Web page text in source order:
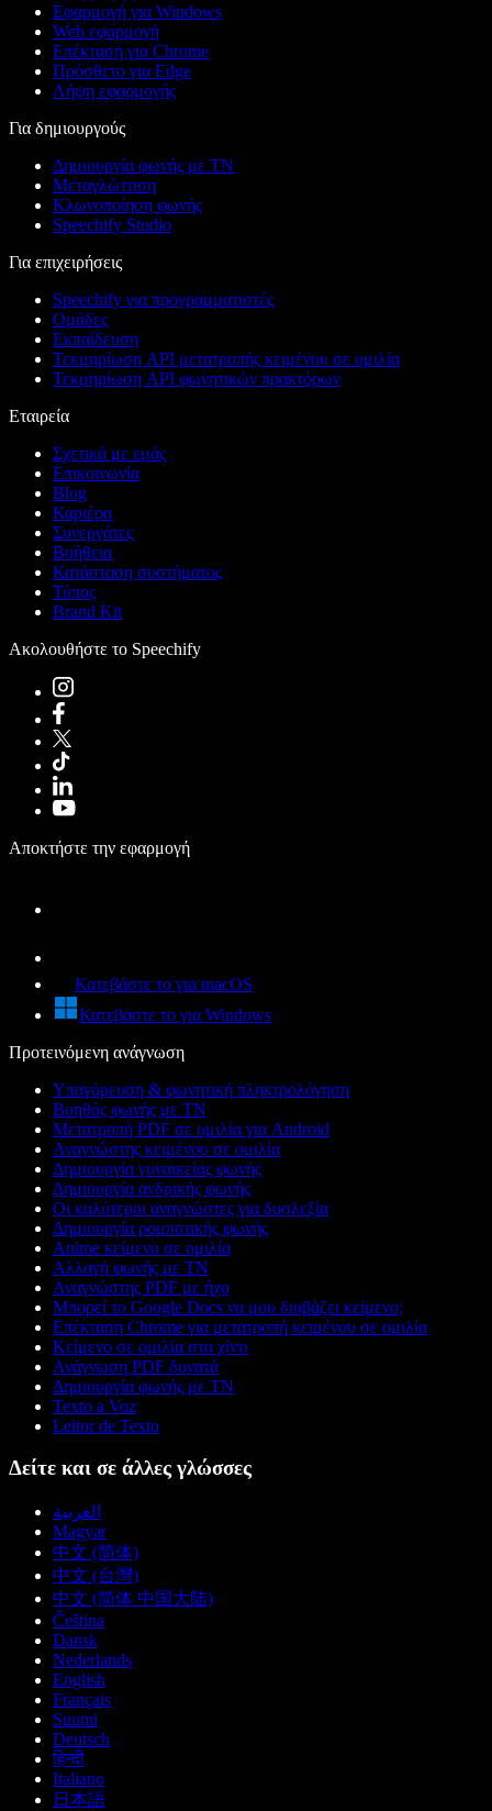
Εφαρμογή για Windows
Web εφαρμογή
Επέκταση για Chrome
Πρόσθετο για Edge
Λήψη εφαρμογής
Για δημιουργούς
Δημιουργία φωνής με ΤΝ
Μεταγλώττιση
Κλωνοποίηση φωνής
Speechify Studio
Για επιχειρήσεις
Speechify για προγραμματιστές
Ομάδες
Εκπαίδευση
Τεκμηρίωση API μετατροπής κειμένου σε ομιλία
Τεκμηρίωση API φωνητικών πρακτόρων
Εταιρεία
Σχετικά με εμάς
Επικοινωνία
Blog
Καριέρα
Συνεργάτες
Βοήθεια
Κατάσταση συστήματος
Τύπος
Brand Kit
Ακολουθήστε το Speechify
Αποκτήστε την εφαρμογή
Κατεβάστε το για macOS
Κατεβάστε το για Windows
Προτεινόμενη ανάγνωση
Υπαγόρευση & φωνητική πληκτρολόγηση
Βοηθός φωνής με ΤΝ
Μετατροπή PDF σε ομιλία για Android
Αναγνώστης κειμένου σε ομιλία
Δημιουργία γυναικείας φωνής
Δημιουργία ανδρικής φωνής
Οι καλύτεροι αναγνώστες για δυσλεξία
Δημιουργία ρομποτικής φωνής
Anime κείμενο σε ομιλία
Αλλαγή φωνής με ΤΝ
Αναγνώστης PDF με ήχο
Μπορεί το Google Docs να μου διαβάζει κείμενο;
Επέκταση Chrome για μετατροπή κειμένου σε ομιλία
Κείμενο σε ομιλία στα χίντι
Ανάγνωση PDF δυνατά
Δημιουργία φωνής με ΤΝ
Texto a Voz
Leitor de Texto
Δείτε και σε άλλες γλώσσες
العربية
Magyar
中文 (简体)
中文 (台灣)
中文 (简体 中国大陆)
Čeština
Dansk
Nederlands
English
Français
Suomi
Deutsch
हिन्दी
Italiano
日本語